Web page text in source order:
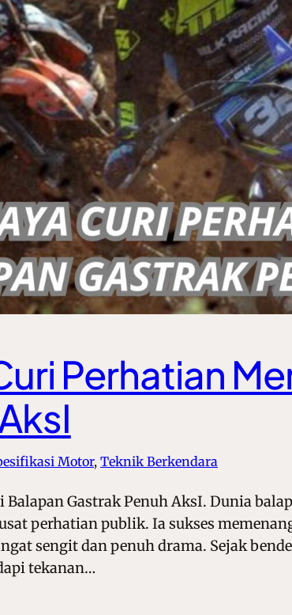
Perhatian
Motor, Teknik Berkendara
Gastrak Penuh AksI. Dunia
perhatian publik. Ia sukses
sengit dan penuh drama. Sejak
tekanan…